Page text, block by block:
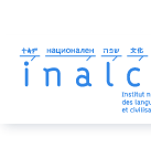
contenu
principal